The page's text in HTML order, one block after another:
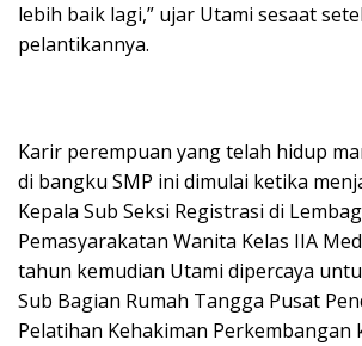
lebih baik lagi,” ujar Utami sesaat
pelantikannya.
Karir perempuan yang telah hidup
di bangku SMP ini dimulai ketika
Kepala Sub Seksi Registrasi di
Pemasyarakatan Wanita Kelas IIA
tahun kemudian Utami dipercaya
Sub Bagian Rumah Tangga Pusat
Pelatihan Kehakiman Perkembangan